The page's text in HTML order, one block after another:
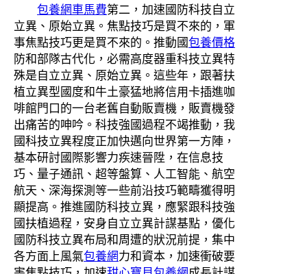
包養網車馬費第二，加速國防科技自立
立異、原始立異。焦點技巧是買不來的，軍
事焦點技巧更是買不來的。推動國包養價格
防和部隊古代化，必需高度器重科技立異特
殊是自立立異、原始立異。這些年，跟著扶
植立異型國度和牛土豪猛地將信用卡插進咖
啡館門口的一台老舊自動販賣機，販賣機發
出痛苦的呻吟。科技強國過程不竭推動，我
國科技立異程度正加快邁向世界第一方陣，
基本研討國際影響力疾速晉陞，在信息技
巧、量子通訊、超等盤算、人工智能、航空
航天、深海探測等一些前沿技巧範疇獲得明
顯提高。推進國防科技立異，應緊跟科技強
國扶植過程，安身自立立異計謀基點，優化
國防科技立異布局和周遭的狀況前提，集中
各方面上風氣包養網力和資本，加速衝破要